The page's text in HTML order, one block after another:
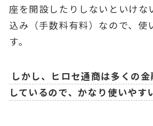
座を開設したりしないといけな
込み（手数料有料）なので、使
す。
しかし、ヒロセ通商は多くの
しているので、かなり使いやす